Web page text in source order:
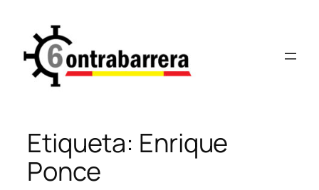
contenido
Etiqueta: Enrique
Ponce